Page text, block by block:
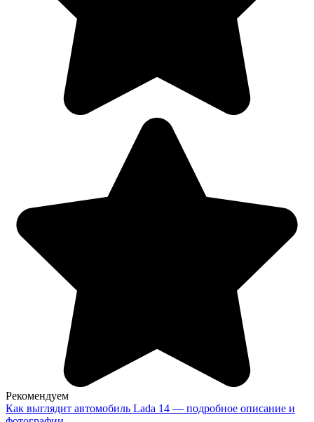
Рекомендуем
Как выглядит автомобиль Lada 14 — подробное описание и